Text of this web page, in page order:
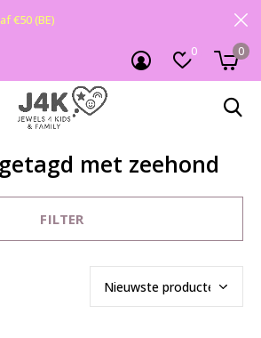
0 0
€50 (BE)
met zeehond
FILTER